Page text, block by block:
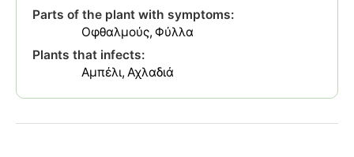
Parts of the plant with symptoms:
Οφθαλμούς Φύλλα
Plants that infects:
Αμπέλι Αχλαδιά